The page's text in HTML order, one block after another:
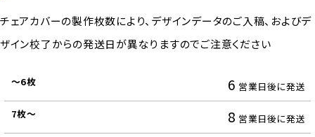
チェアカバーの製作枚数により、デザインデータのご入稿、およびデ
ザイン校了からの発送日が異なりますのでご注意ください
〜
5
枚
6 営業日後に発送
8 営業日後に発送